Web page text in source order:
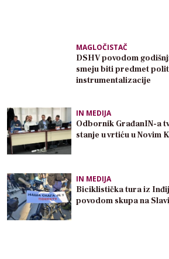
MAGLOČISTAČ
DSHV povodom
smeju biti predmet
instrumentalizacije
IN MEDIJA
Odbornik GrađanIN-a
stanje u vrtiću u Novim
IN MEDIJA
Biciklistička tura iz
povodom skupa na